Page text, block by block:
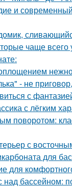
и
чаще всего
- не
с
с лёгким
поворотом:
с
для
для
над бассейном: